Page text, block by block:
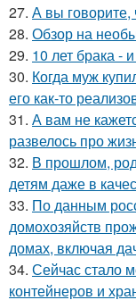
27. А вы говорите,
28. Обзор на
29. 10 лет брака -
30. Когда муж
его как-то
31. А вам не
развелось про
32. В прошлом,
детям даже в
33. По данным
домохозяйств
домах, включая
34. Сейчас стало
контейнеров и